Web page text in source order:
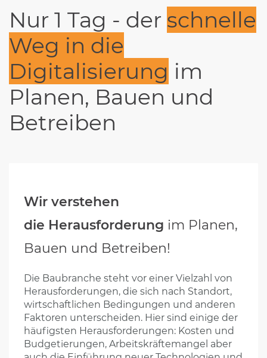
Nur 1 Tag - der schnelle
Weg in die
Digitalisierung im
Planen, Bauen und
Betreiben
Wir verstehen
die Herausforderung im Planen,
Bauen und Betreiben!
Die Baubranche steht vor einer Vielzahl von
Herausforderungen, die sich nach Standort,
wirtschaftlichen Bedingungen und anderen
Faktoren unterscheiden. Hier sind einige der
häufigsten Herausforderungen: Kosten und
Budgetierungen, Arbeitskräftemangel aber